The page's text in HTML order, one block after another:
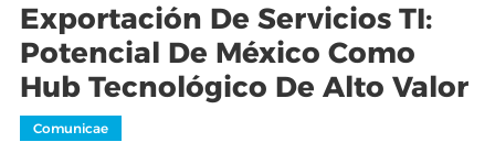
Exportación De Servicios TI:
Potencial De México Como
Hub Tecnológico De Alto Valor
Comunicae